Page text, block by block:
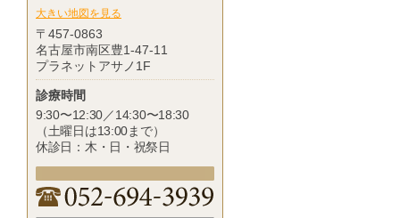
大きい地図を見る
〒457-0863
名古屋市南区豊1-47-11
プラネットアサノ1F
診療時間
9:30〜12:30／14:30〜18:30
（土曜日は13:00まで）
休診日：木・日・祝祭日